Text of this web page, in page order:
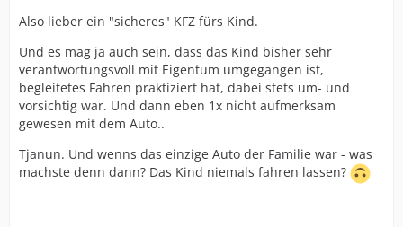
Also lieber ein "sicheres" KFZ fürs Kind.
Und es mag ja auch sein, dass das Kind bisher sehr
verantwortungsvoll mit Eigentum umgegangen ist,
begleitetes Fahren praktiziert hat, dabei stets um- und
vorsichtig war. Und dann eben 1x nicht aufmerksam
gewesen mit dem Auto..
Tjanun. Und wenns das einzige Auto der Familie war - was
machste denn dann? Das Kind niemals fahren lassen?